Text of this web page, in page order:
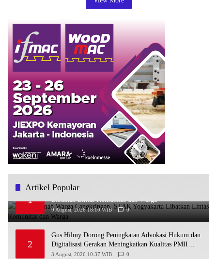
Artikel Popular
1
Bedah Rumah Warga Cangkringan, STAK Yogyakarta
Libatkan Lintas Komunitas dan Warga
9 August, 2026 18:10 WIB 0
2
Gus Hilmy Dorong Peningkatan Advokasi Hukum dan
Digitalisasi Gerakan Meningkatkan Kualitas PMII
DIY
3 August, 2026 10:37 WIB 0